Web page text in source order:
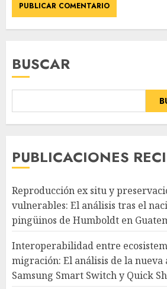
BUSCAR
PUBLICACIONES
Reproducción ex situ y
vulnerables: El análisis tras el
pingüinos de Humboldt en
Interoperabilidad entre
migración: El análisis de la
Samsung Smart Switch y Quick